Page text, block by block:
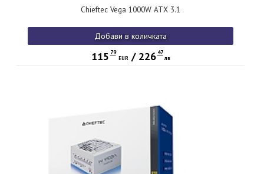
Chieftec Vega 1000W ATX 3.1
Добави в количката
115 79
EUR/ 226 47
лв